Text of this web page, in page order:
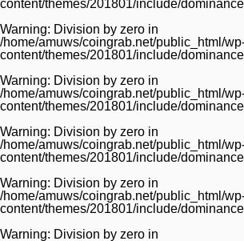
content/themes/201801/include/
Warning: Division by zero in
/home/amuws/coingrab.net/public_html/
content/themes/201801/include/
Warning: Division by zero in
/home/amuws/coingrab.net/public_html/
content/themes/201801/include/
Warning: Division by zero in
/home/amuws/coingrab.net/public_html/
content/themes/201801/include/
Warning: Division by zero in
/home/amuws/coingrab.net/public_html/
content/themes/201801/include/
Warning: Division by zero in